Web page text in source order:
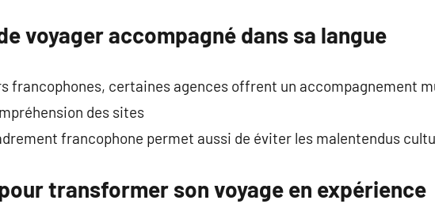
voyager accompagné dans sa langue
francophones, certaines agences offrent un accompagnement
des sites
francophone permet aussi de éviter les malentendus
transformer son voyage en expérience